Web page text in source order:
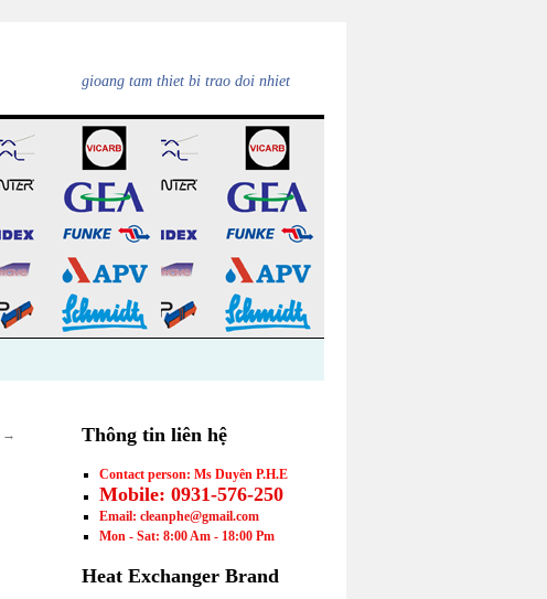
gioang tam thiet bi trao doi nhiet
→ Thông tin liên hệ
Contact person: Ms Duyên P.H.E
Mobile: 0931-576-250
Email: cleanphe@gmail.com
Mon - Sat: 8:00 Am - 18:00 Pm
Heat Exchanger Brand